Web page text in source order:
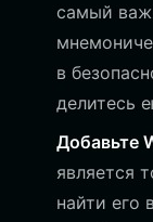
самый
в
делитесь
Добавьте
является
найти его